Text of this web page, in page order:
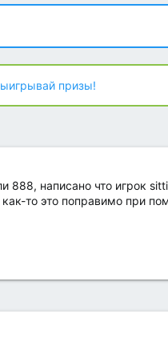
призы!
888, написано что игрок
то это поправимо при